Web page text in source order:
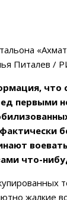
Питалев /
что
первыми
что-
жалкие